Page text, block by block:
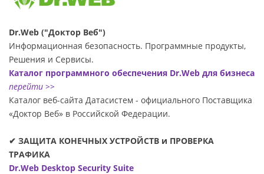
Dr.Web ("Доктор Веб")
Информационная безопасность. Программные продукты,
Решения и Сервисы.
Каталог программного обеспечения Dr.Web для бизнеса
перейти >>
Каталог веб-сайта Датасиcтем - официального Поставщика
«Доктор Веб» в Российской Федерации.
✔ ЗАЩИТА КОНЕЧНЫХ УСТРОЙСТВ и ПРОВЕРКА
ТРАФИКА
Dr.Web Desktop Security Suite